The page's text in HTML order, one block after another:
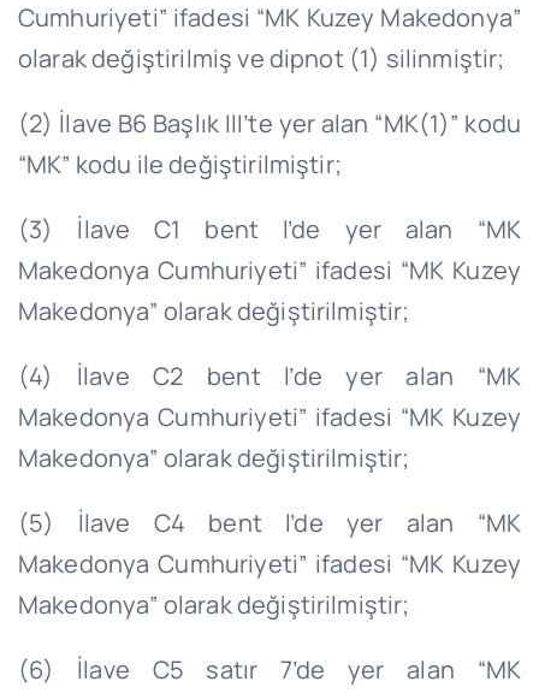
Cumhuriyeti” ifadesi “MK Kuzey Makedonya”
olarak değiştirilmiş ve dipnot (1) silinmiştir;
(2) İlave B6 Başlık III’te yer alan “MK(1)” kodu
“MK” kodu ile değiştirilmiştir;
(3) İlave C1 bent l’de yer alan “MK
Makedonya Cumhuriyeti” ifadesi “MK Kuzey
Makedonya” olarak değiştirilmiştir;
(4) İlave C2 bent l’de yer alan “MK
Makedonya Cumhuriyeti” ifadesi “MK Kuzey
Makedonya” olarak değiştirilmiştir;
(5) İlave C4 bent l’de yer alan “MK
Makedonya Cumhuriyeti” ifadesi “MK Kuzey
Makedonya” olarak değiştirilmiştir;
(6) İlave C5 satır 7’de yer alan “MK